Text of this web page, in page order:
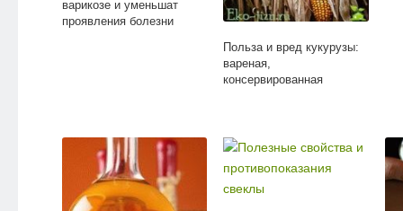
варикозе и уменьшат
проявления болезни
Польза и вред кукурузы:
вареная,
консервированная